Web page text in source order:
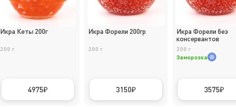
Икра Кеты 200г
200 г
4975
Икра Форели 200гр
200 г
3150
Икра Форели без
консервантов
200 г
Заморозка
3575